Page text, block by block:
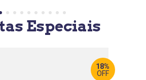
Especiais
18%
OFF